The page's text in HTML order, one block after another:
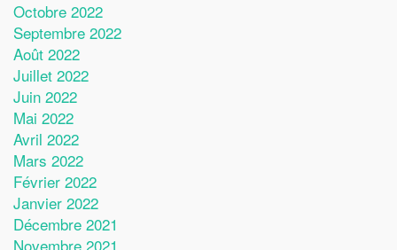
Octobre 2022
Septembre 2022
Août 2022
Juillet 2022
Juin 2022
Mai 2022
Avril 2022
Mars 2022
Février 2022
Janvier 2022
Décembre 2021
Novembre 2021